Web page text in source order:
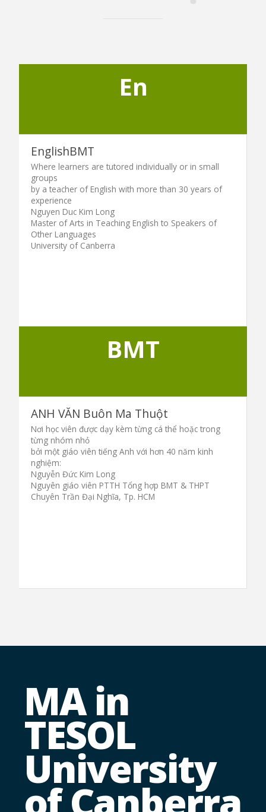
En
EnglishBMT
Where learners are tutored individually or in small
groups
by a teacher of English with more than 30 years of
experience
Nguyen Duc Kim Long
Master of Arts in Teaching English to Speakers of
Other Languages
University of Canberra
BMT
ANH VĂN Buôn Ma Thuột
Nơi học viên được dạy kèm từng cá thể hoặc trong
từng nhóm nhỏ
bởi một giáo viên tiếng Anh với hơn 40 năm kinh
nghiệm:
Nguyễn Đức Kim Long
Nguyên giáo viên PTTH Tổng hợp BMT & THPT
Chuyên Trần Đại Nghĩa, Tp. HCM
MA in
TESOL
University